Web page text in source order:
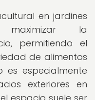
en jardines
maximizar la
permitiendo el
de alimentos
es especialmente
exteriores en